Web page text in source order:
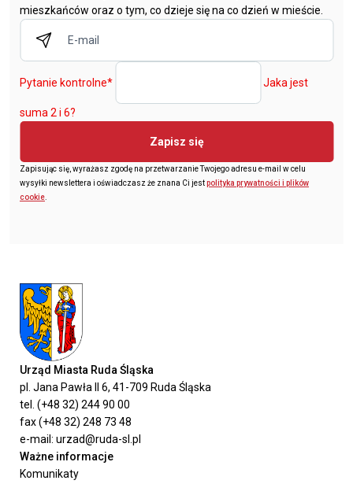
mieszkańców oraz o tym, co dzieje się na co dzień w mieście.
Pytanie kontrolne* Jaka jest
suma 2 i 6?
Zapisz się
Zapisując się, wyrażasz zgodę na przetwarzanie Twojego adresu e-mail w celu
wysyłki newslettera i oświadczasz że znana Ci jestpolityka prywatności i plików
cookie
Urząd Miasta Ruda Śląska
pl. Jana Pawła II 6, 41-709 Ruda Śląska
tel. (+48 32) 244 90 00
fax (+48 32) 248 73 48
e-mail: urzad@ruda-sl.pl
Ważne informacje
Komunikaty